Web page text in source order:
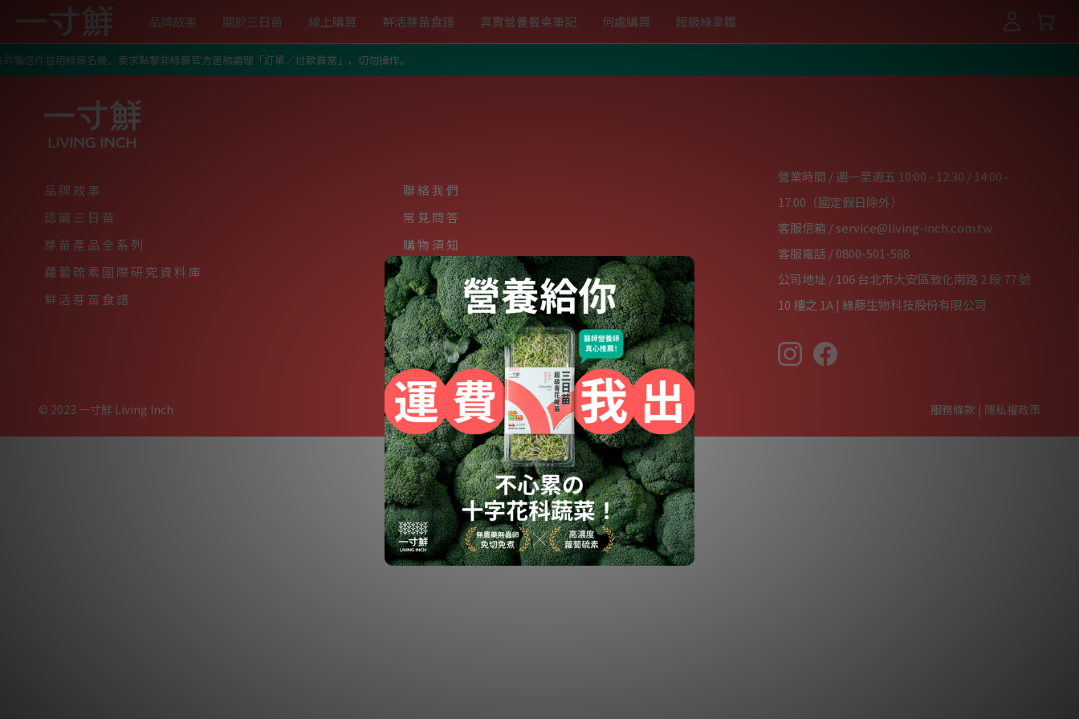
信件冒用綠藤名義，要求點擊非綠藤官方連結處理「訂單／付款異常」，切勿操作。
品牌故事
關於一寸鮮
關於三日苗
認識超級食物三日苗
線上購買
芽苗全系列
鮮活芽苗食譜 真實營養餐桌筆記 何處購買 超級綠拿鐵
品牌故事
認識三日苗
芽苗產品全系列
蘿蔔硫素國際研究資料庫
鮮活芽苗食譜
聯絡我們
常見問答
購物須知
銷售據點
媒體報導
營業時間 / 週一至週五 10:00 - 12:30 / 14:00 -
17:00（國定假日除外）
客服信箱 /service@living-inch.com.tw
客服電話 /0800-501-588
公司地址 / 106 台北市大安區敦化南路 2 段 77 號
10 樓之 1A | 綠藤生物科技股份有限公司
© 2023 一寸鮮 Living Inch 服務條款 | 隱私權政策